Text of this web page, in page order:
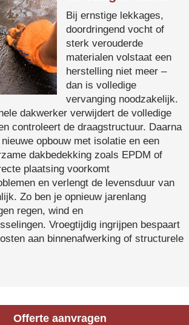
Bij ernstige lekkages,
doordringend vocht of
sterk verouderde
materialen volstaat een
herstelling niet meer –
dan is volledige
vervanging noodzakelijk.
dakwerker verwijdert de volledige
controleert de draagstructuur. Daarna
opbouw met isolatie en een
dakbedekking zoals EPDM of
plaatsing voorkomt
en verlengt de levensduur van
Zo ben je opnieuw jarenlang
regen, wind en
Vroegtijdig ingrijpen bespaart
aan binnenafwerking of structurele
Offerte aanvragen